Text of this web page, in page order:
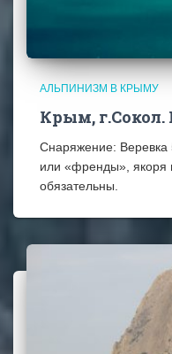
АЛЬПИНИЗМ В КРЫМУ
Крым, г.Сокол.
Снаряжение: Веревка
или «френды», якоря
обязательны.